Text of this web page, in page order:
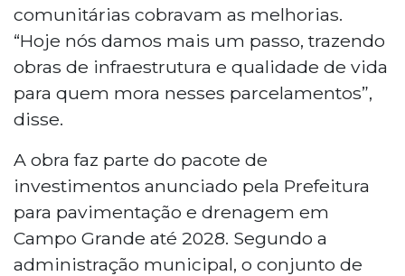
comunitárias cobravam as melhorias.
“Hoje nós damos mais um passo, trazendo
obras de infraestrutura e qualidade de vida
para quem mora nesses parcelamentos”,
disse.
A obra faz parte do pacote de
investimentos anunciado pela Prefeitura
para pavimentação e drenagem em
Campo Grande até 2028. Segundo a
administração municipal, o conjunto de